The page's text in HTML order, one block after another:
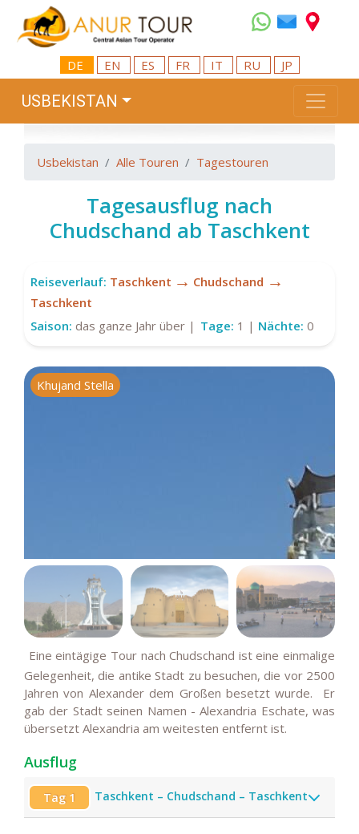
DE EN ES FR IT RU JP
USBEKISTAN
Usbekistan Alle Touren Tagestouren
Tagesausflug nach
Chudschand ab Taschkent
Reiseverlauf: Taschkent → Chudschand →
Taschkent
Saison: das ganze Jahr über | Tage: 1 | Nächte: 0
Khujand Stella
Eine eintägige Tour nach Chudschand ist eine einmalige
Gelegenheit, die antike Stadt zu besuchen, die vor 2500
Jahren von Alexander dem Großen besetzt wurde. Er
gab der Stadt seinen Namen - Alexandria Eschate, was
übersetzt Alexandria am weitesten entfernt ist.
Ausflug
Tag 1 Taschkent – Chudschand – Taschkent